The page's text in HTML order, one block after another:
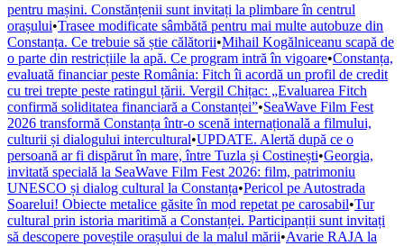
pentru mașini. Constănțenii sunt invitați la plimbare în centrul
orașului•Trasee modificate sâmbătă pentru mai multe autobuze din
Constanța. Ce trebuie să știe călătorii•Mihail Kogălniceanu scapă de
o parte din restricțiile la apă. Ce program intră în vigoare•Constanța,
evaluată financiar peste România: Fitch îi acordă un profil de credit
cu trei trepte peste ratingul țării. Vergil Chițac: „Evaluarea Fitch
confirmă soliditatea financiară a Constanței”•SeaWave Film Fest
2026 transformă Constanța într-o scenă internațională a filmului,
culturii și dialogului intercultural•UPDATE. Alertă după ce o
persoană ar fi dispărut în mare, între Tuzla și Costinești•Georgia,
invitată specială la SeaWave Film Fest 2026: film, patrimoniu
UNESCO și dialog cultural la Constanța•Pericol pe Autostrada
Soarelui! Obiecte metalice găsite în mod repetat pe carosabil•Tur
cultural prin istoria maritimă a Constanței. Participanții sunt invitați
să descopere poveștile orașului de la malul mării•Avarie RAJA la